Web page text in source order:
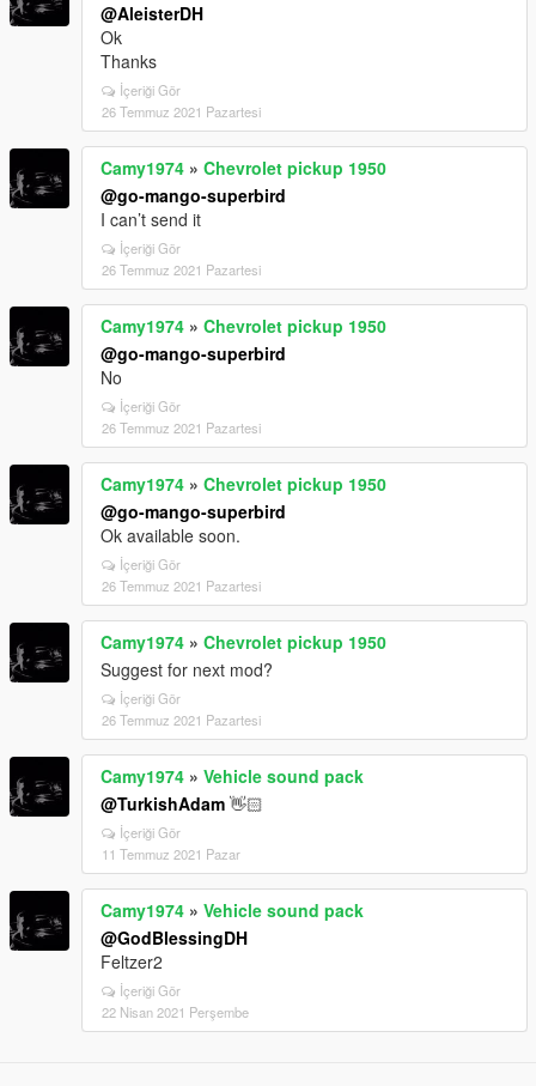
@AleisterDH
Ok
Thanks
İçeriği Gör
26 Temmuz 2021 Pazartesi
Camy1974 » Chevrolet pickup 1950
@go-mango-superbird
I can’t send it
İçeriği Gör
26 Temmuz 2021 Pazartesi
Camy1974 » Chevrolet pickup 1950
@go-mango-superbird
No
İçeriği Gör
26 Temmuz 2021 Pazartesi
Camy1974 » Chevrolet pickup 1950
@go-mango-superbird
Ok available soon.
İçeriği Gör
26 Temmuz 2021 Pazartesi
Camy1974 » Chevrolet pickup 1950
Suggest for next mod?
İçeriği Gör
26 Temmuz 2021 Pazartesi
Camy1974 » Vehicle sound pack
@TurkishAdam 👋🏻
İçeriği Gör
11 Temmuz 2021 Pazar
Camy1974 » Vehicle sound pack
@GodBlessingDH
Feltzer2
İçeriği Gör
22 Nisan 2021 Perşembe